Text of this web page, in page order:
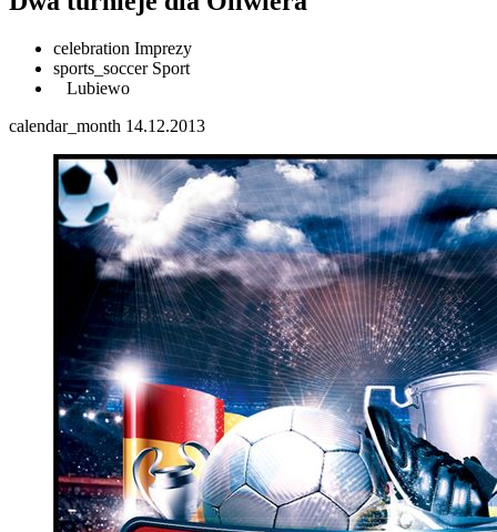
celebration Imprezy
sports_soccerSport
Lubiewo
calendar_month 14.12.2013